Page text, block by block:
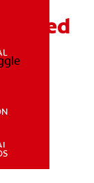
SALUD BUCAL
Usted